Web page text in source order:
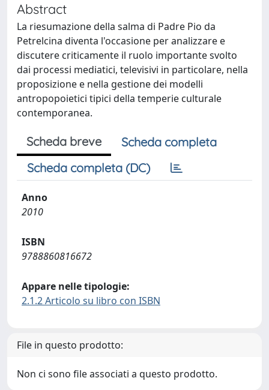
Abstract
La riesumazione della salma di Padre Pio da
Petrelcina diventa l'occasione per analizzare e
discutere criticamente il ruolo importante svolto
dai processi mediatici, televisivi in particolare, nella
proposizione e nella gestione dei modelli
antropopoietici tipici della temperie culturale
contemporanea.
Scheda breve
Scheda completa
Scheda completa (DC)
Anno
2010
ISBN
9788860816672
Appare nelle tipologie:
2.1.2 Articolo su libro con ISBN
File in questo prodotto:
Non ci sono file associati a questo prodotto.